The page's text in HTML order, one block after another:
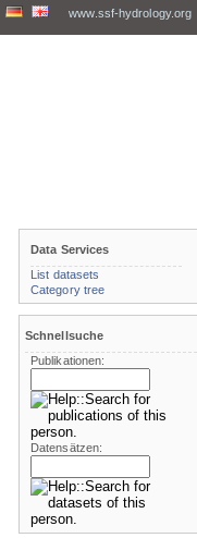
www.ssf-hydrology.org
Data Services
List datasets
Category tree
Schnellsuche
Publikationen:
Datensätzen: